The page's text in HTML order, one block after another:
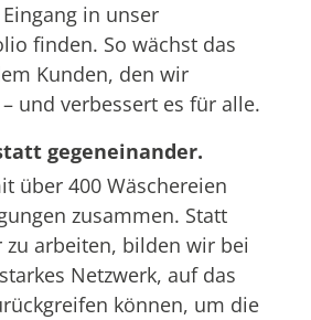
in unser
finden. So wächst das
Kunden, den wir
und verbessert es für alle.
gegeneinander.
über 400 Wäschereien
zusammen. Statt
zu arbeiten, bilden wir bei
Netzwerk, auf das
können, um die